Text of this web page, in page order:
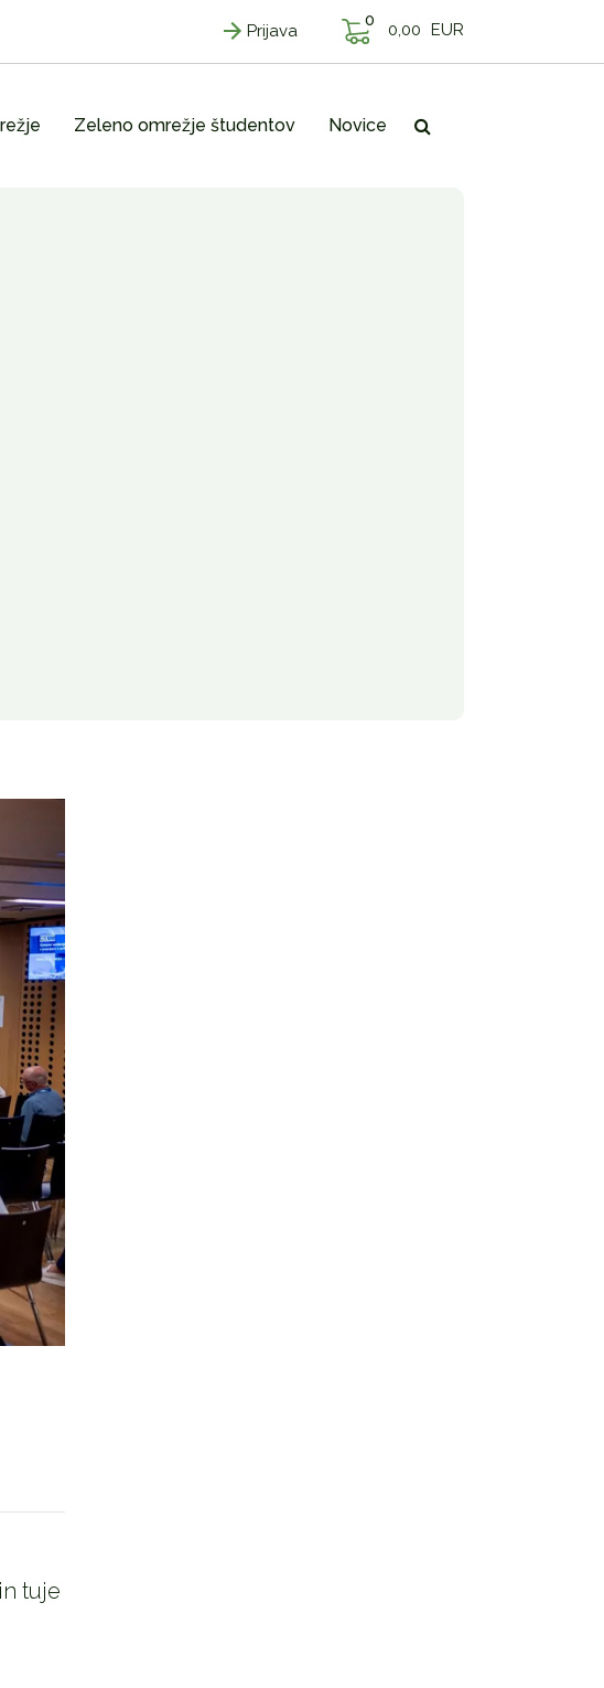
Prijava
0 0,00 EUR
Zeleno omrežje študentov Novice
tuje